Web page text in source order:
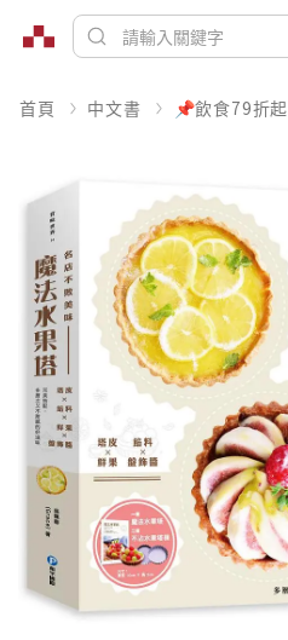
首頁 中文書 📌飲食79折起